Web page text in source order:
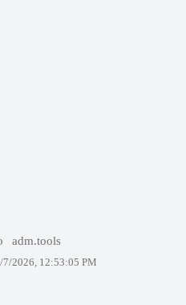
adm.tools
7/2026, 12:53:05 PM